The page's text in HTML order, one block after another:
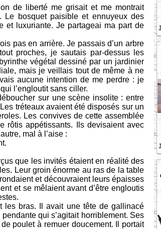
de liberté me grisait et me montrait
Le bosquet paisible et ennuyeux des
et luxuriante. Je partageai ma part de
pas en arrière. Je passais d’un arbre
proches, je sautais par-dessus les
végétal dessiné par un jardinier
mais je veillais tout de même à ne
aucune intention de me perdre : je
l’engloutit sans ciller.
sur une scène insolite : entre
tréteaux avaient été disposés sur un
Les convives de cette assemblée
rôtis appétissants. Ils devisaient avec
mal à l’aise :
que les invités étaient en réalité des
Leur groin énorme au ras de la table
et découvraient leurs épaisses
et se mêlaient avant d’être engloutis
les bras. Il avait une tête de gallinacé
qui s’agitait horriblement. Ses
poulet à remuer doucement. Il portait